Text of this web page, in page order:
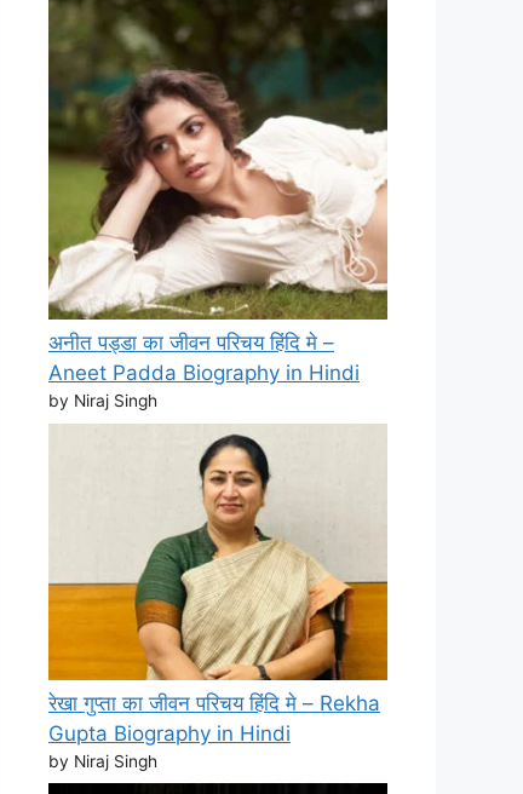
अनीत पड्डा का जीवन परिचय हिंदि मे –
Aneet Padda Biography in Hindi
by Niraj Singh
रेखा गुप्ता का जीवन परिचय हिंदि मे – Rekha
Gupta Biography in Hindi
by Niraj Singh